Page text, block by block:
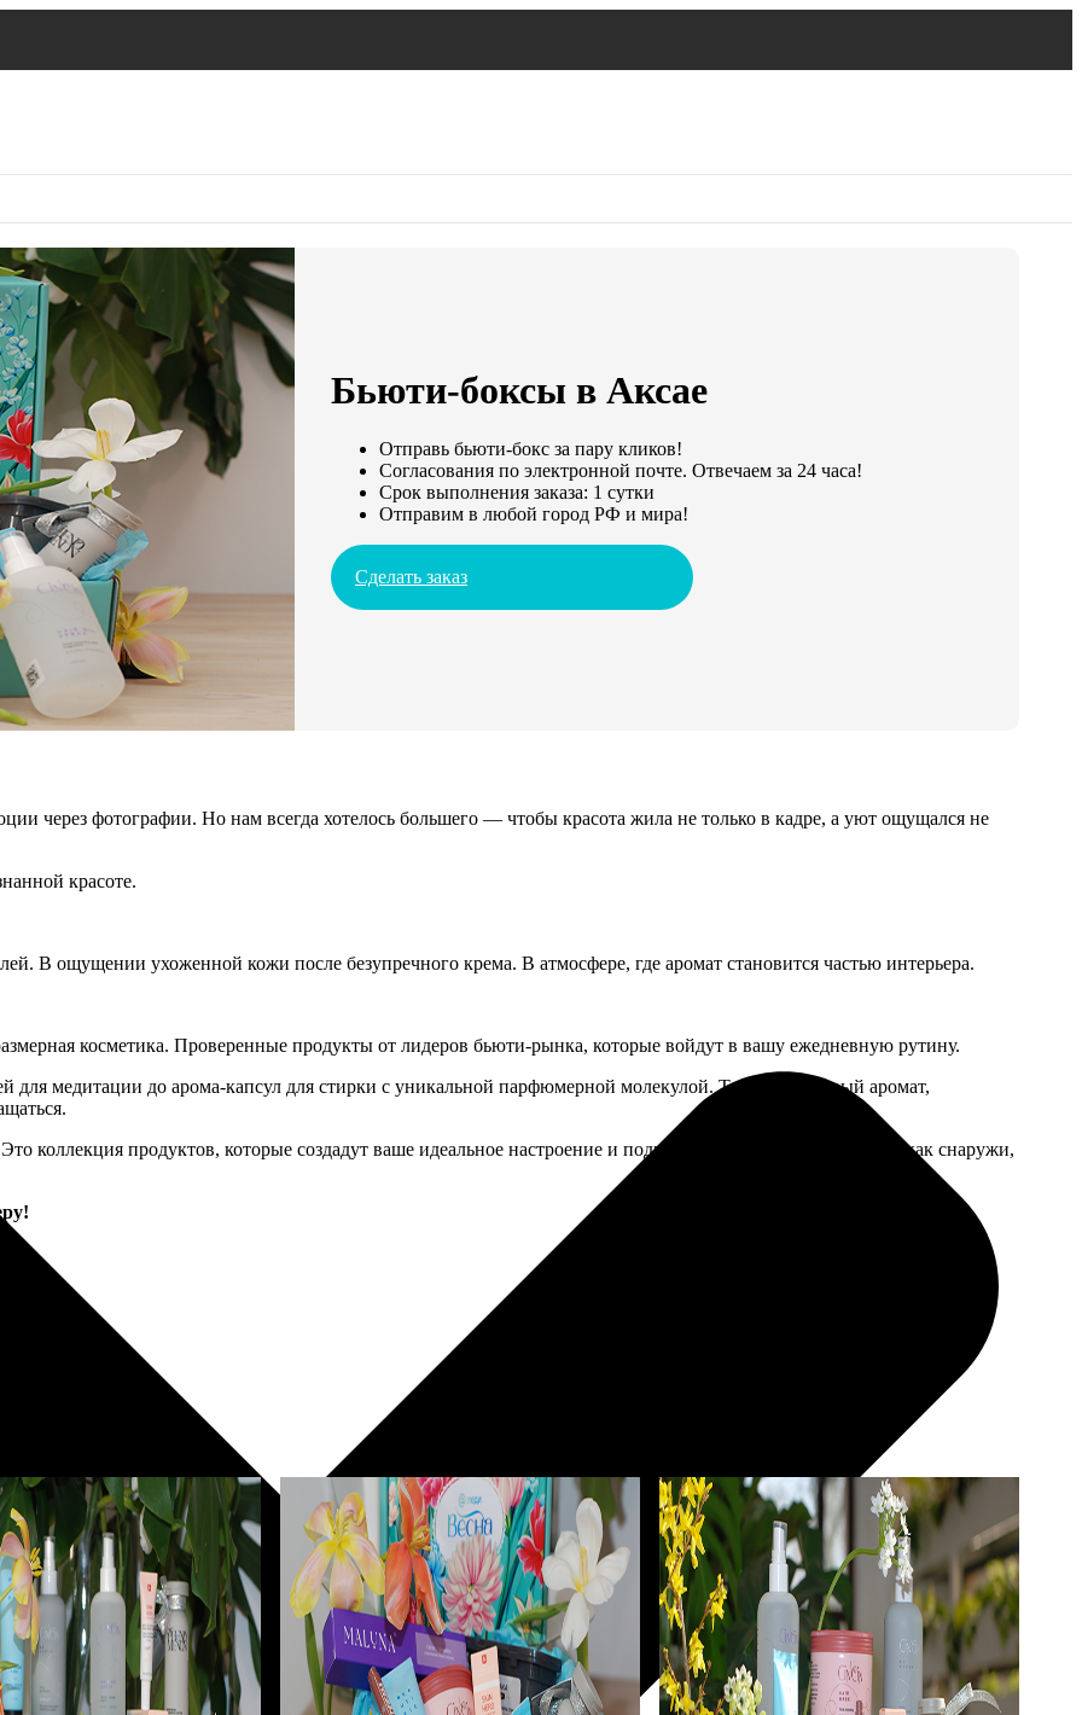
Бьюти-боксы в Аксае
Отправь бьюти-бокс за пару кликов!
Согласования по электронной почте. Отвечаем за 24 часа!
Срок выполнения заказа: 1 сутки
Отправим в любой город РФ и мира!
Сделать заказ
через фотографии. Но нам всегда хотелось большего — чтобы красота жила не только в кадре, а уют ощущался не
красоте.
В ощущении ухоженной кожи после безупречного крема. В атмосфере, где аромат становится частью интерьера.
косметика. Проверенные продукты от лидеров бьюти-рынка, которые войдут в вашу ежедневную рутину.
для медитации до арома-капсул для стирки с уникальной парфюмерной молекулой. Тонкий нишевый аромат,
коллекция продуктов, которые создадут ваше идеальное настроение и подчеркнут природное сияние — как снаружи,